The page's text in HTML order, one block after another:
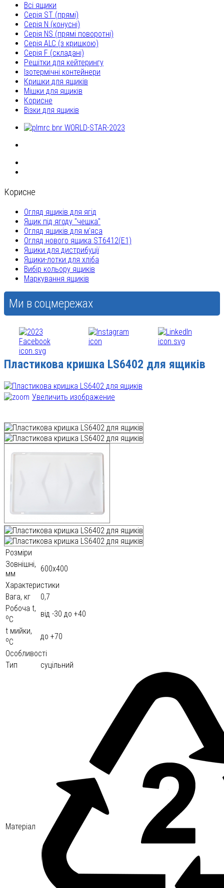
Всі ящики
Серія ST (прямі)
Серія N (конусні)
Серія NS (прямі поворотні)
Серія ALC (з кришкою)
Серія F (складані)
Решітки для кейтерингу
Ізотермічні контейнери
Кришки для ящиків
Мішки для ящиків
Корисне
Візки для ящиків
Корисне
Огляд ящиків для ягід
Ящик під ягоду "чешка"
Огляд ящиків для м'яса
Огляд нового ящика ST6412(E1)
Ящики для дистрибуції
Ящики-лотки для хліба
Вибір кольору ящиків
Маркування ящиків
Ми в соцмережах
Пластикова кришка LS6402 для ящиків
Увеличить изображение
Розміри
Зовнішні,
мм
600х400
Характеристики
Вага, кг
0,7
Робоча t,
oС
від -30 до +40
t мийки,
oС
до +70
Особливості
Тип
суцільний
Матеріал